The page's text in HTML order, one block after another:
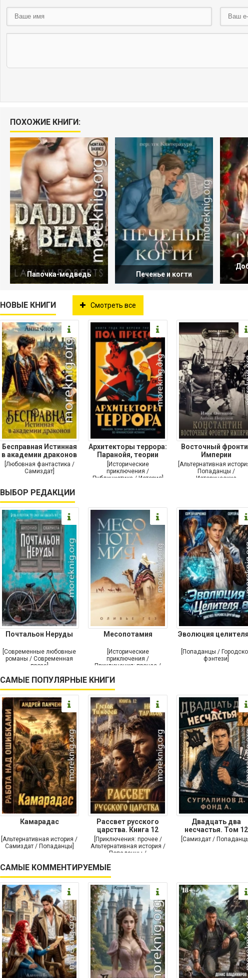
ПОХОЖИЕ КНИГИ:
Папочка-медведь Печенье и когти
НОВЫЕ КНИГИ Смотреть все
Бесправная Истинная
в академии драконов
[Любовная фантастика /
Самиздат]
Архитекторы террора:
Паранойя, теории
заговора и
[Исторические
приключения /
Публицистика / История]
Восточный
Империи
[Альтернативная
Попаданцы /
Исторические
ВЫБОР РЕДАКЦИИ
Почтальон Неруды
[Современные любовные
романы / Современная
проза]
Месопотамия
[Исторические
приключения /
Приключения: прочее /
Историческая проза]
Эволюция
[Попаданцы /
фэнтези]
САМЫЕ ПОПУЛЯРНЫЕ КНИГИ
Камарадас
[Альтернативная история /
Самиздат / Попаданцы]
Рассвет русского
царства. Книга 12
[Приключения: прочее /
Альтернативная история /
Попаданцы /
приключения]
Двадцать два
несчастья. Том 12
[Самиздат /
САМЫЕ КОММЕНТИРУЕМЫЕ